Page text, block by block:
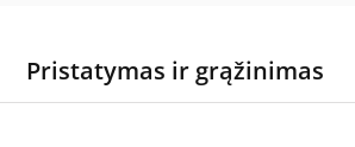
Pristatymas ir grąžinimas